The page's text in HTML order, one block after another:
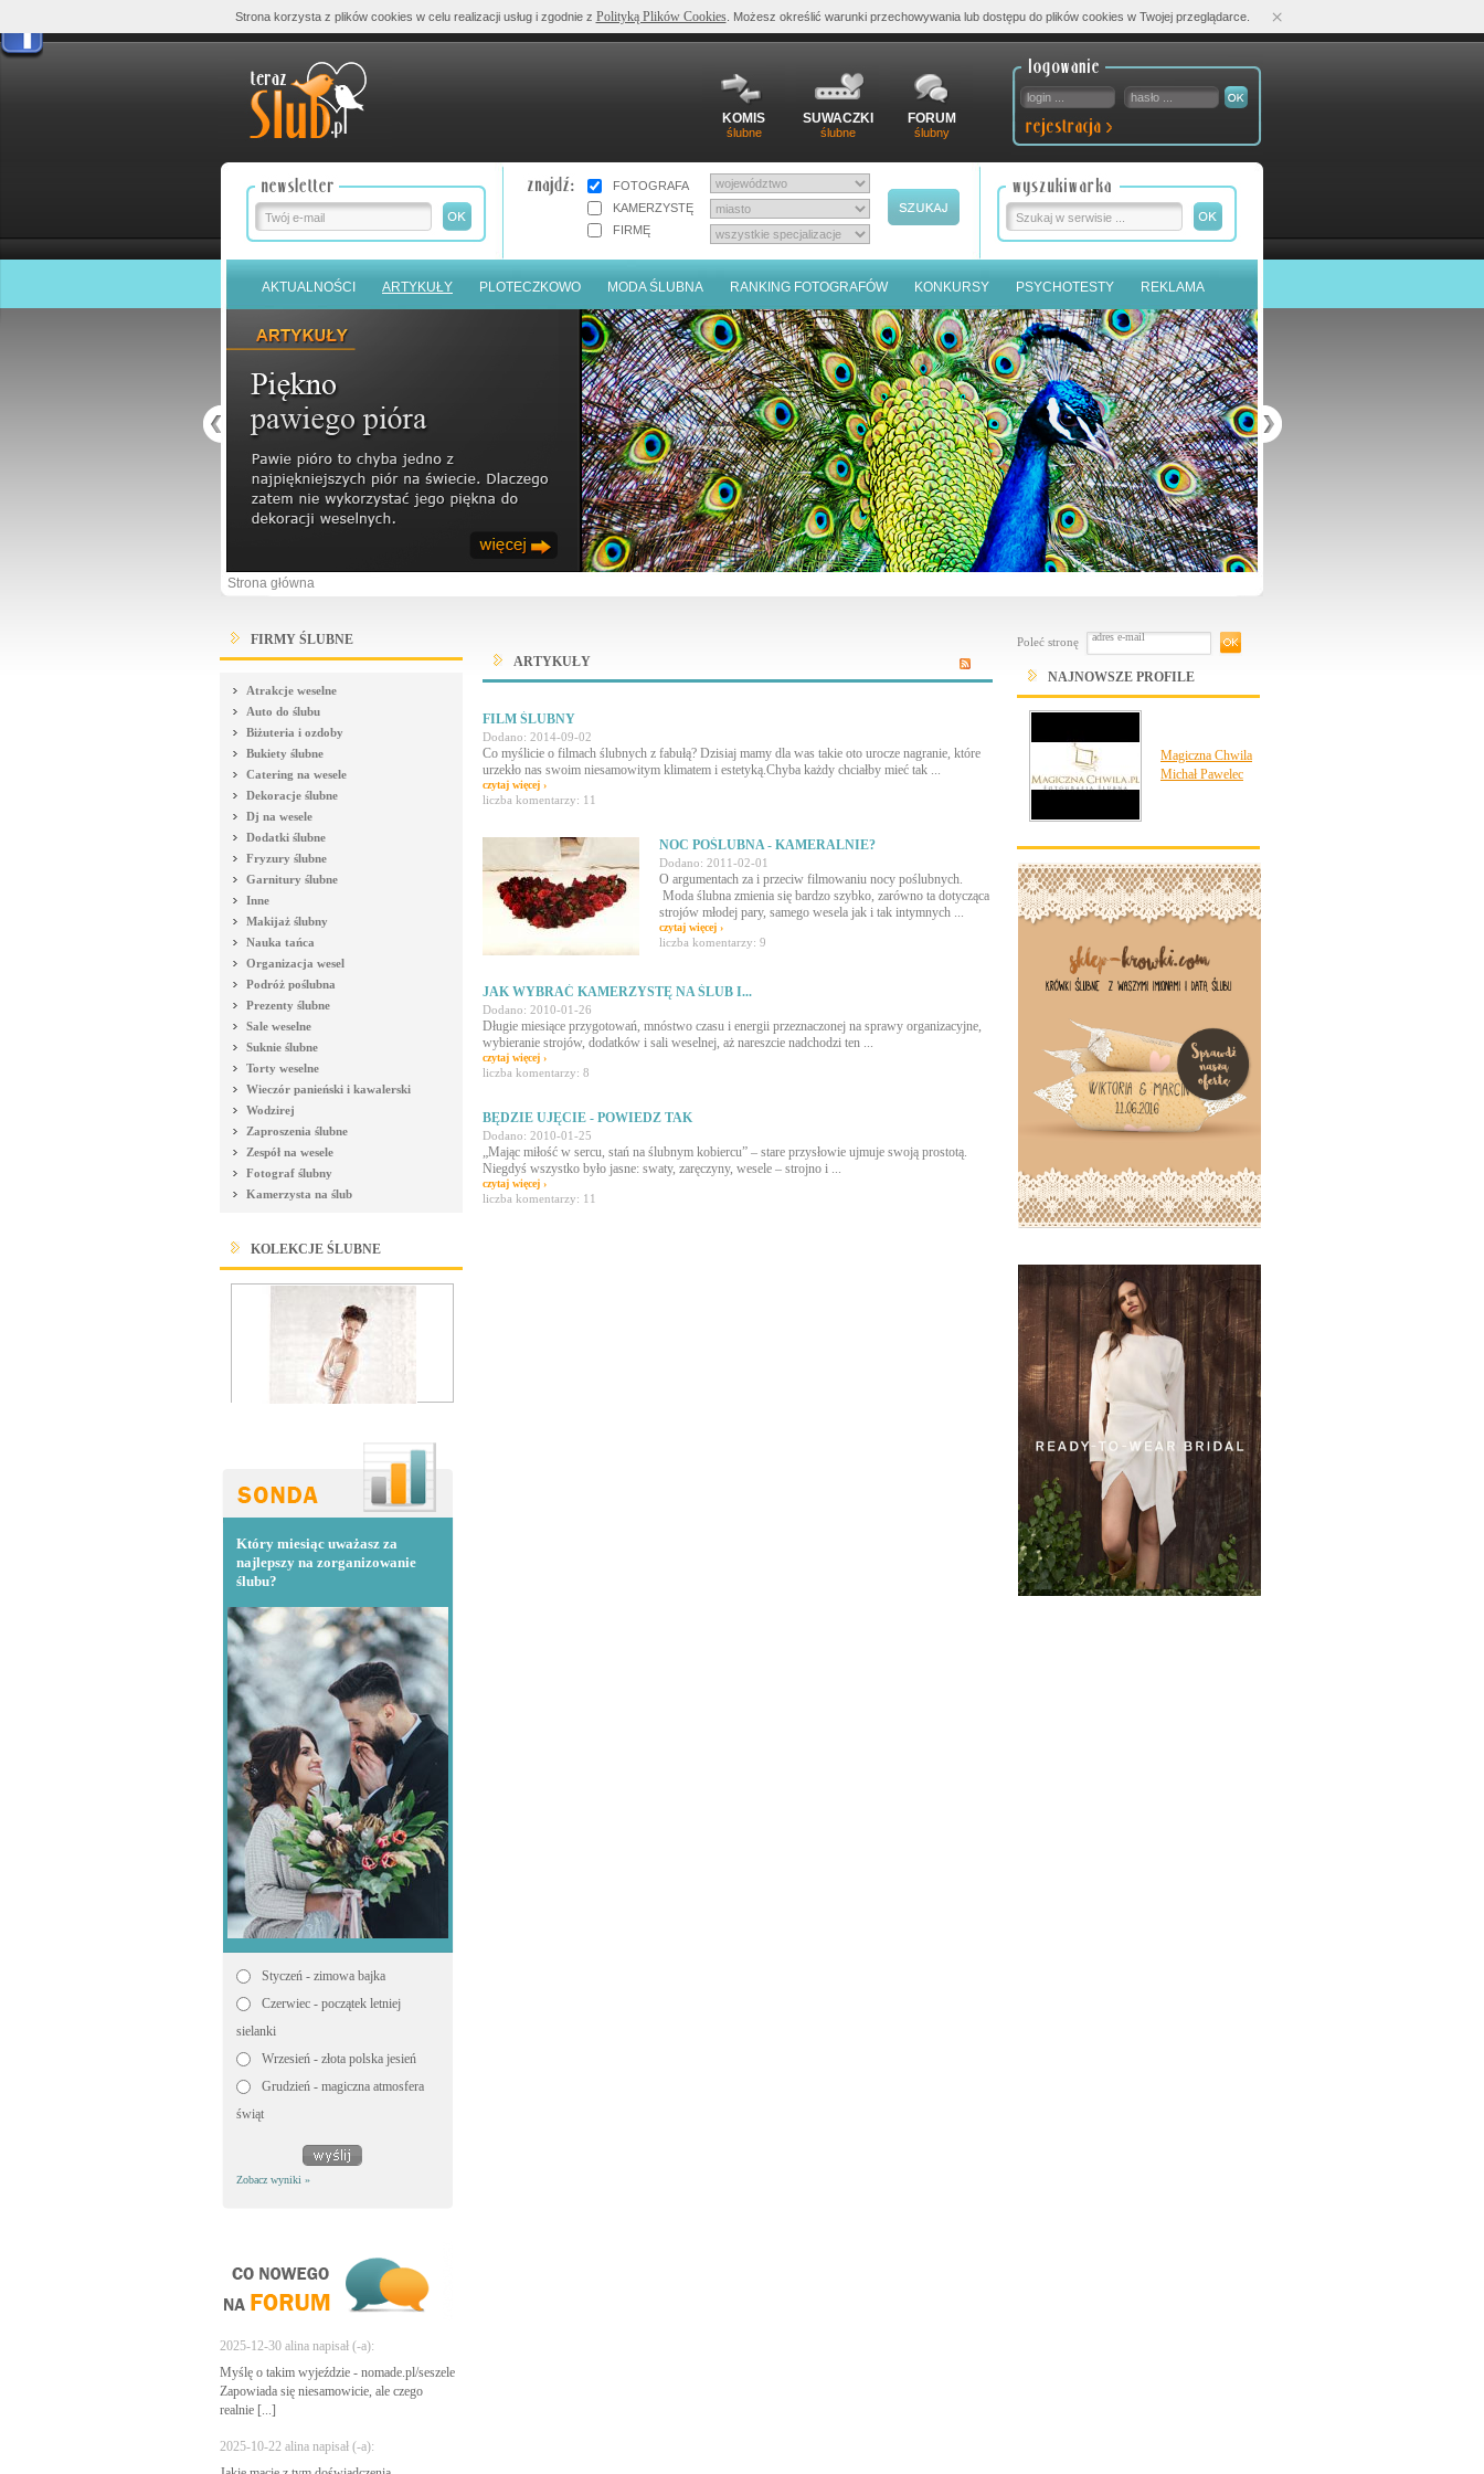
KOMIS
ślubne
SUWACZKI
ślubne
FORUM
ślubny
FOTOGRAFA
KAMERZYSTĘ
FIRMĘ
AKTUALNOŚCI ARTYKUŁY PLOTECZKOWO MODA ŚLUBNA RANKING FOTOGRAFÓW KONKURSY PSYCHOTESTY REKLAMA
Strona główna
FIRMY ŚLUBNE
Atrakcje weselne
Auto do ślubu
Biżuteria i ozdoby
Bukiety ślubne
Catering na wesele
Dekoracje ślubne
Dj na wesele
Dodatki ślubne
Fryzury ślubne
Garnitury ślubne
Inne
Makijaż ślubny
Nauka tańca
Organizacja wesel
Podróż poślubna
Prezenty ślubne
Sale weselne
Suknie ślubne
Torty weselne
Wieczór panieński i kawalerski
Wodzirej
Zaproszenia ślubne
Zespół na wesele
Fotograf ślubny
Kamerzysta na ślub
KOLEKCJE ŚLUBNE
Który miesiąc uważasz za
najlepszy na zorganizowanie
ślubu?
Styczeń - zimowa bajka
Czerwiec - początek letniej
sielanki
Wrzesień - złota polska jesień
Grudzień - magiczna atmosfera
świąt
Zobacz wyniki »
2025-12-30 alina napisał (-a):
Myślę o takim wyjeździe - nomade.pl/seszele
Zapowiada się niesamowicie, ale czego
realnie [...]
2025-10-22 alina napisał (-a):
ARTYKUŁY
FILM ŚLUBNY
Dodano: 2014-09-02
Co myślicie o filmach ślubnych z fabułą? Dzisiaj mamy dla was takie oto urocze nagranie, które
urzekło nas swoim niesamowitym klimatem i estetyką.Chyba każdy chciałby mieć tak ...
czytaj więcej ›
liczba komentarzy: 11
NOC POŚLUBNA - KAMERALNIE?
Dodano: 2011-02-01
O argumentach za i przeciw filmowaniu nocy poślubnych.
Moda ślubna zmienia się bardzo szybko, zarówno ta dotycząca
strojów młodej pary, samego wesela jak i tak intymnych ...
czytaj więcej ›
liczba komentarzy: 9
JAK WYBRAĆ KAMERZYSTĘ NA ŚLUB I...
Dodano: 2010-01-26
Długie miesiące przygotowań, mnóstwo czasu i energii przeznaczonej na sprawy organizacyjne,
wybieranie strojów, dodatków i sali weselnej, aż nareszcie nadchodzi ten ...
czytaj więcej ›
liczba komentarzy: 8
BĘDZIE UJĘCIE - POWIEDZ TAK
Dodano: 2010-01-25
„Mając miłość w sercu, stań na ślubnym kobiercu” – stare przysłowie ujmuje swoją prostotą.
Niegdyś wszystko było jasne: swaty, zaręczyny, wesele – strojno i ...
czytaj więcej ›
liczba komentarzy: 11
Poleć stronę
NAJNOWSZE PROFILE
Magiczna Chwila
Michał Pawelec
Pic Tree Studio
Paulina Teter
Strona korzysta z plików cookies w celu realizacji usług i zgodnie z Polityką Plików Cookies. Możesz określić warunki przechowywania lub dostępu do plików cookies w Twojej przeglądarce. ×